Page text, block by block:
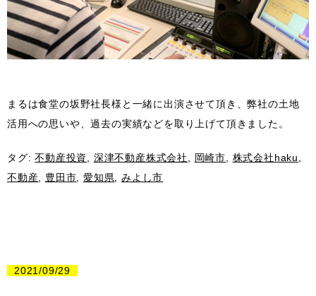
まるは食堂の坂野社長様と一緒に出演させて頂き、弊社の土地
活用への思いや、過去の実績などを取り上げて頂きました。
タグ:不動産投資 深津不動産株式会社 岡崎市 株式会社haku
不動産
豊田市 ,愛知県 ,みよし市
2021/09/29